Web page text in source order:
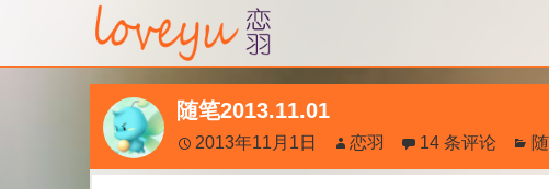
随笔2013.11.01
2013年11月1日 恋羽 14 条评论